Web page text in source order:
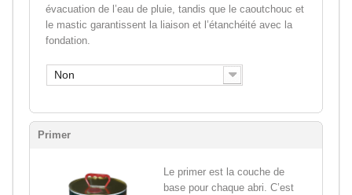
évacuation de l’eau de pluie, tandis que le caoutchouc et
le mastic garantissent la liaison et l’étanchéité avec la
fondation.
Non
Primer
Le primer est la couche de
base pour chaque abri. C’est